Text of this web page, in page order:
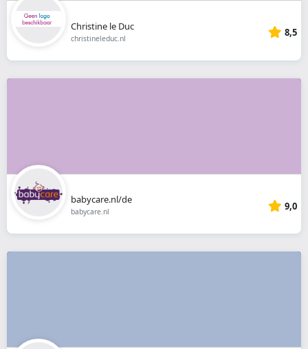
Christine le Duc
christineleduc.nl 8,5
babycare.nl/de
babycare.nl 9,0